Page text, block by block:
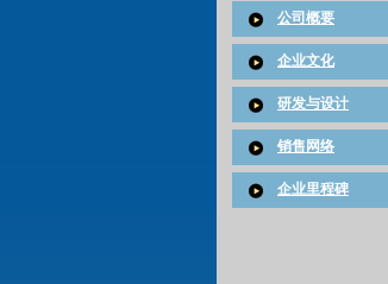
公司概要
企业文化
研发与设计
销售网络
企业里程碑